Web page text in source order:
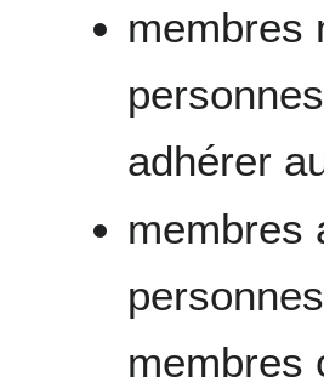
membres
adhérer
membres
membres